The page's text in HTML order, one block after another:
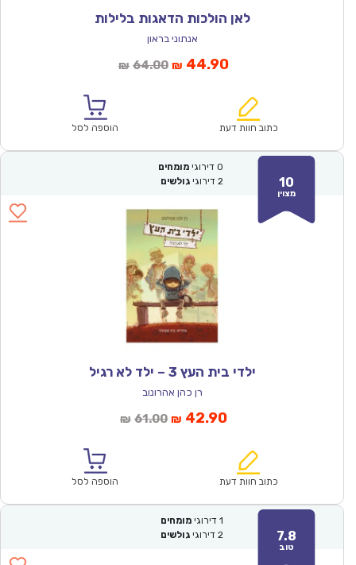
לאן הולכות הדאגות בלילות
אנתוני בראון
₪ 64.00המחיר
₪64.00.
₪ 44.90המחיר
הוא:
כתוב חוות דעת הוספה לסל
10
מצוין
0 דירוגי מומחים
2 דירוגי גולשים
ילדי בית העץ 3 – ילד לא רגיל
רן כהן אהרונוב
₪ 61.00המחיר
₪61.00.
₪ 42.90המחיר
הוא:
כתוב חוות דעת הוספה לסל
7.8
טוב
1 דירוגי מומחים
2 דירוגי גולשים